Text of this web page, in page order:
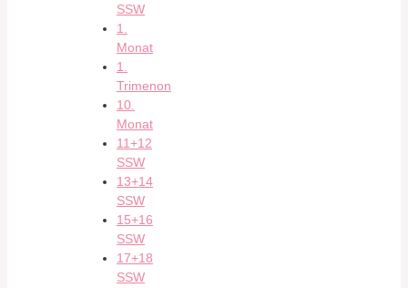
SSW
1.
Monat
1.
Trimenon
10.
Monat
11+12
SSW
13+14
SSW
15+16
SSW
17+18
SSW